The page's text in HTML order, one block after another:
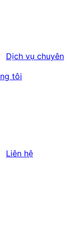
Dịch vụ chuyên
tôi
Liên hệ